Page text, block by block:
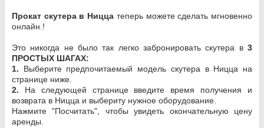
Прокат скутера в Ницца теперь можете сделать мгновенно
онлайн.!
Это никогда не было так легко забронировать скутера в 3
ПРОСТЫХ ШАГАХ:
1. Выберите предпочитаемый модель скутера в Ницца на
странице ниже.
2. На следующей странице введите время получения и
возврата в Ницца и выбериту нужное оборудование.
Нажмите "Посчитать", чтобы увидеть окончательную цену
аренды.